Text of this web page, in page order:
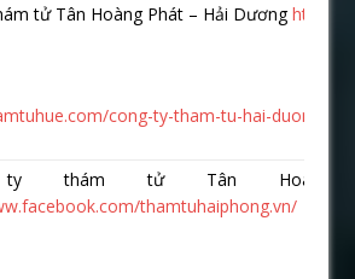
tử Tân Hoàng Phát – Hải Dươnghttps://
cong-ty-tham-tu-hai-duong-
ty thám tử Tân
thamtuhaiphong.vn/